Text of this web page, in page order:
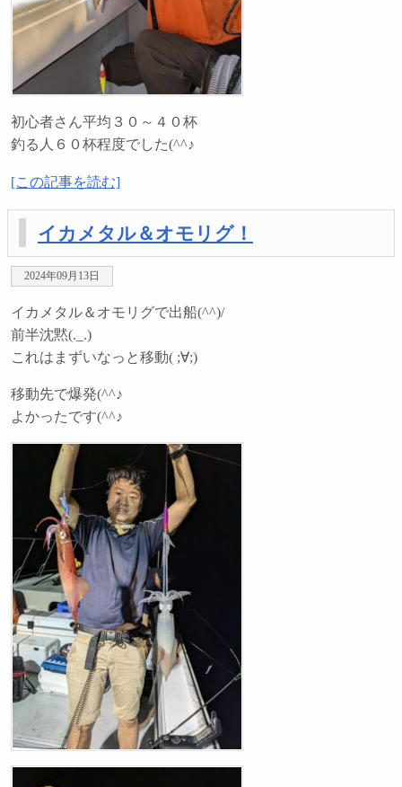
初心者さん平均３０～４０杯
釣る人６０杯程度でした(^^♪
[この記事を読む]
イカメタル＆オモリグ！
2024年09月13日
イカメタル＆オモリグで出船(^^)/
前半沈黙(._.)
これはまずいなっと移動( ;∀;)
移動先で爆発(^^♪
よかったです(^^♪